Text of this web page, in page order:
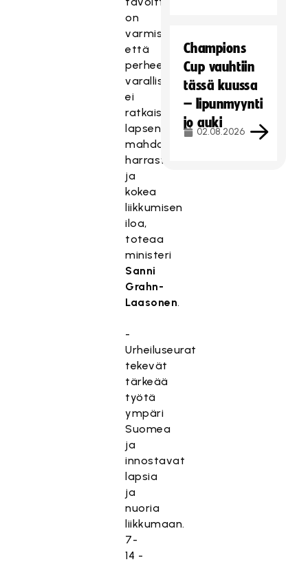
on
varmistaa,
että
perheen
varallisuus
ei
ratkaise
lapsen
mahdollisuuksia
harrastaa
ja
kokea
liikkumisen
iloa,
toteaa
ministeri
Sanni
Grahn-
Laasonen.
-
Urheiluseurat
tekevät
tärkeää
työtä
ympäri
Suomea
ja
innostavat
lapsia
ja
nuoria
liikkumaan.
7-
14 -
Champions
Cup vauhtiin
tässä kuussa
– lipunmyynti
jo auki
02.08.2026